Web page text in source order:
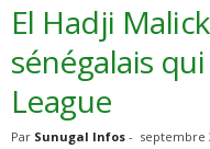
El Hadji
sénégalais
League
Par Sunugal Infos - septembre